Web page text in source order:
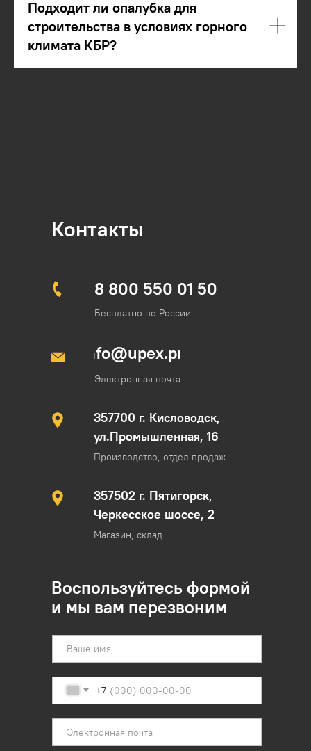
Подходит ли опалубка для
строительства в условиях горного
климата КБР?
Бесплатно по России
Контакты
8 800 550 01 50
Электронная почта
info@upex.pro
357700 г. Кисловодск,
ул.Промышленная, 16
Производство, отдел продаж
357502 г. Пятигорск,
Черкесское шоссе, 2
Магазин, склад
Воспользуйтесь формой
и мы вам перезвоним
+7